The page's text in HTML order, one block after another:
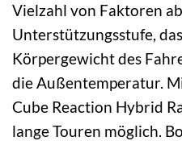
Vielzahl von Faktoren
Unterstützungsstufe,
Körpergewicht des
die Außentemperatur.
Cube Reaction Hybrid
lange Touren möglich.